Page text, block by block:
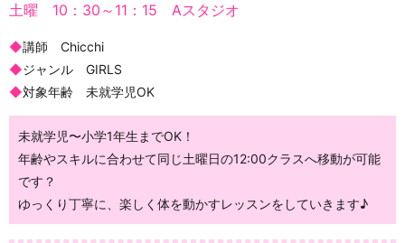
土曜 10：30～11：15 Aスタジオ
◆講師 Chicchi
◆ジャンル GIRLS
◆対象年齢 未就学児OK
未就学児〜小学1年生までOK！
年齢やスキルに合わせて同じ土曜日の12:00クラスへ移動が可能
です？
ゆっくり丁寧に、楽しく体を動かすレッスンをしていきます♪